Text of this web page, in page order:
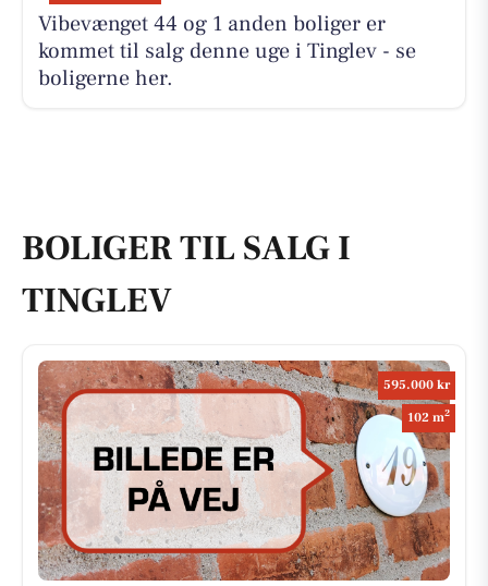
Vibevænget 44 og 1 anden boliger er
kommet til salg denne uge i Tinglev - se
boligerne her.
BOLIGER TIL SALG I
TINGLEV
595.000 kr
102 m2